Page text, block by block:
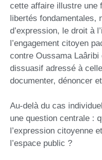
cette affaire illustre une
libertés fondamentales,
d’expression, le droit à
l’engagement citoyen
contre Oussama
dissuasif adressé à
documenter, dénoncer
Au-delà du cas
une question centrale :
l’expression citoyenne
l’espace public ?